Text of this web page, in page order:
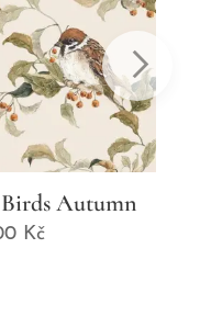
Birds Autumn
Kč